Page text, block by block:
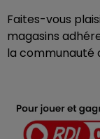
Faites-vous
magasins
la communauté